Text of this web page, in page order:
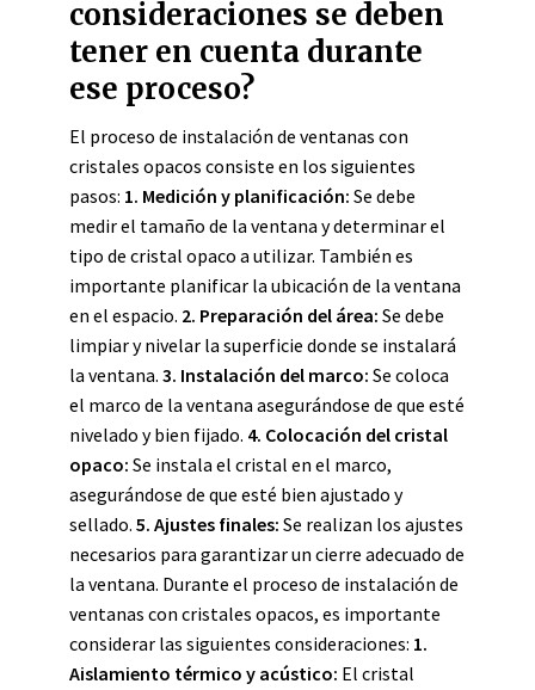
consideraciones se deben
tener en cuenta durante
ese proceso?
El proceso de instalación de ventanas con
cristales opacos consiste en los siguientes
pasos: 1. Medición y planificación: Se debe
medir el tamaño de la ventana y determinar el
tipo de cristal opaco a utilizar. También es
importante planificar la ubicación de la ventana
en el espacio. 2. Preparación del área: Se debe
limpiar y nivelar la superficie donde se instalará
la ventana. 3. Instalación del marco: Se coloca
el marco de la ventana asegurándose de que esté
nivelado y bien fijado. 4. Colocación del cristal
opaco: Se instala el cristal en el marco,
asegurándose de que esté bien ajustado y
sellado. 5. Ajustes finales: Se realizan los ajustes
necesarios para garantizar un cierre adecuado de
la ventana. Durante el proceso de instalación de
ventanas con cristales opacos, es importante
considerar las siguientes consideraciones: 1.
Aislamiento térmico y acústico: El cristal